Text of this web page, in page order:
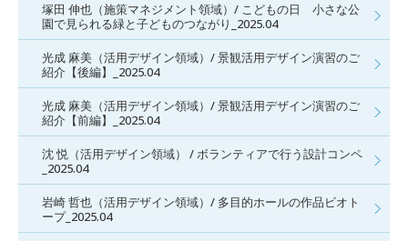
塚田 伸也（施策マネジメント領域）/ こどもの日 小さな公
園で見られる緑と子どものつながり_2025.04
光成 麻美（活用デザイン領域）/ 景観活用デザイン演習のご
紹介【後編】_2025.04
光成 麻美（活用デザイン領域）/ 景観活用デザイン演習のご
紹介【前編】_2025.04
沈 悦（活用デザイン領域） / ボランティアで行う設計コンペ
_2025.04
岩崎 哲也（活用デザイン領域）/ 多目的ホールの作品ビオト
ープ_2025.04